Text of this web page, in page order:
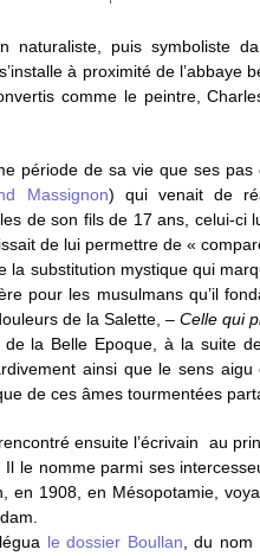
naturaliste, puis symboliste
à proximité de
comme le peintre,
période de sa vie que ses
Massignon) qui venait de
de son fils de 17 ans, celui-
de lui permettre de «
la substitution mystique qui
pour les musulmans qu’il
de la Salette, –Celle qui
de la Belle Epoque, à la suite
ainsi que le sens
de ces âmes tourmentées
ensuite l’écrivain au
Il le nomme parmi ses
en 1908, en Mésopotamie,
le dossier Boullan , du